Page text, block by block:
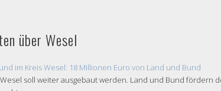
über Wesel
im Kreis Wesel: 18 Millionen Euro von Land und Bund
soll weiter ausgebaut werden. Land und Bund fördern